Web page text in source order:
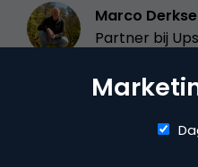
Marco
Partner bij
Oprichter/partner
VPRO, Bestuur Luxor